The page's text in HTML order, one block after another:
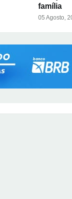
família
05 Agosto,